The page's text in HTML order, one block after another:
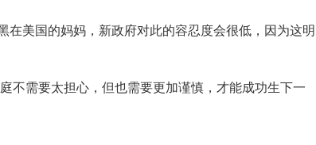
美国的妈妈，新政府对此的容忍度会很低，因为这明
不需要太担心，但也需要更加谨慎，才能成功生下一